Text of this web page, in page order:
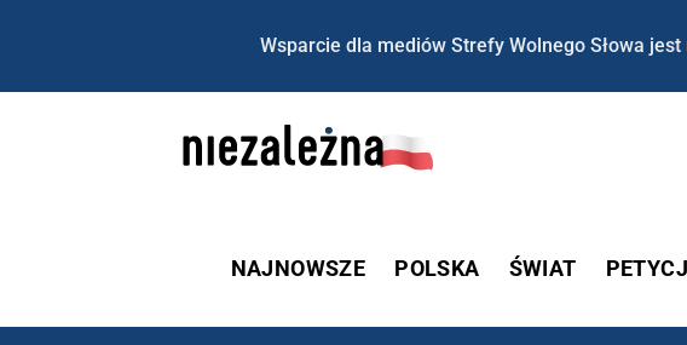
Wsparcie dla mediów Strefy Wolnego Słowa
NAJNOWSZE POLSKA ŚWIAT